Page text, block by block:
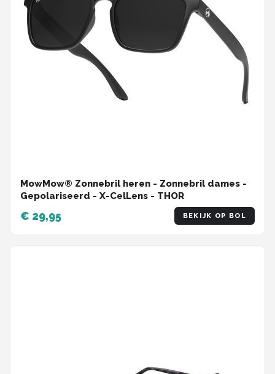
MowMow® Zonnebril heren - Zonnebril dames -
Gepolariseerd - X-CelLens - THOR
€ 29,95 BEKIJK OP BOL